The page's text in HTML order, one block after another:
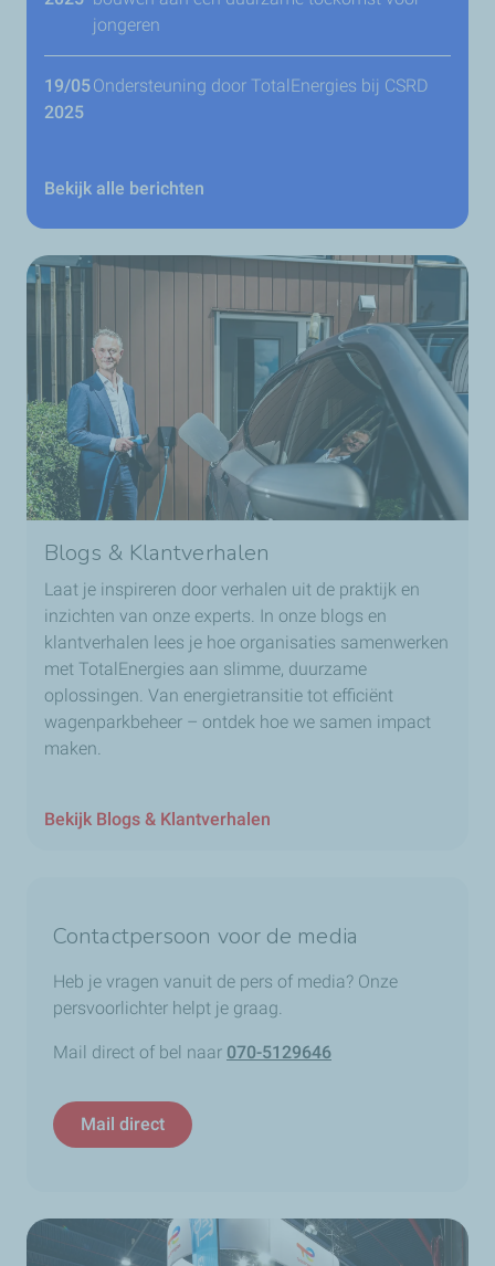
jongeren
19/05
2025
Ondersteuning door TotalEnergies bij CSRD
Bekijk alle berichten
Blogs & Klantverhalen
Laat je inspireren door verhalen uit de praktijk en
inzichten van onze experts. In onze blogs en
klantverhalen lees je hoe organisaties samenwerken
met TotalEnergies aan slimme, duurzame
oplossingen. Van energietransitie tot efficiënt
wagenparkbeheer – ontdek hoe we samen impact
maken.
Bekijk Blogs & Klantverhalen
Contactpersoon voor de media
Heb je vragen vanuit de pers of media? Onze
persvoorlichter helpt je graag.
Mail direct of bel naar 070-5129646
Mail direct